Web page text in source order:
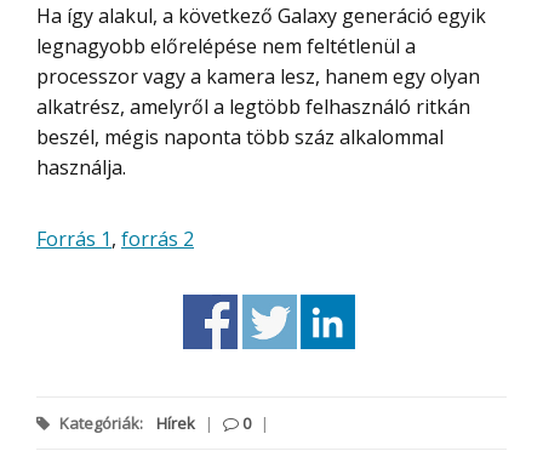
Ha így alakul, a következő Galaxy generáció egyik
legnagyobb előrelépése nem feltétlenül a
processzor vagy a kamera lesz, hanem egy olyan
alkatrész, amelyről a legtöbb felhasználó ritkán
beszél, mégis naponta több száz alkalommal
használja.
Forrás 1, forrás 2
Kategóriák: Hírek | 0 |